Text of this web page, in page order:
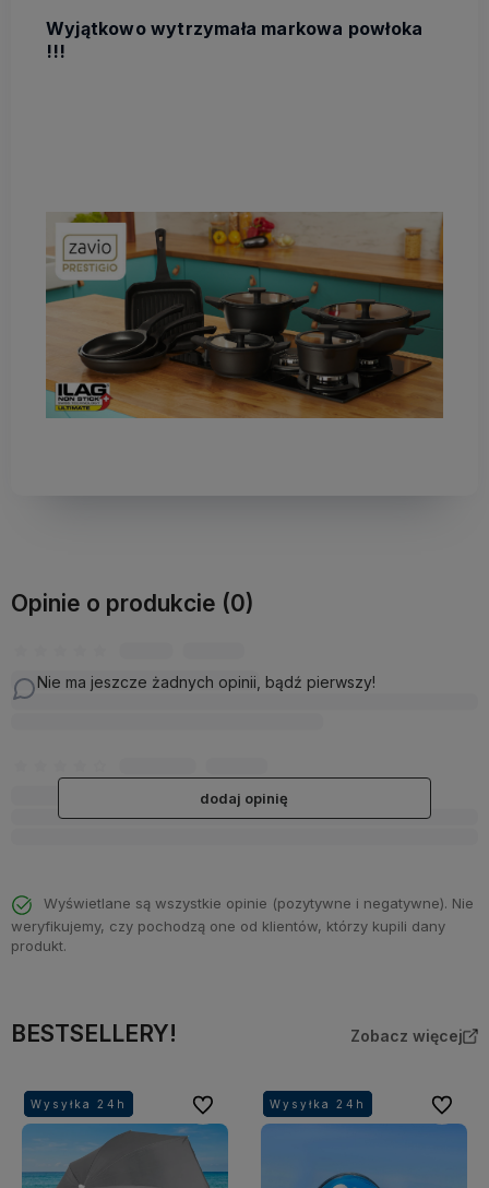
Wyjątkowo wytrzymała markowa powłoka
!!!
Opinie o produkcie (0)
Nie ma jeszcze żadnych opinii, bądź pierwszy!
dodaj opinię
Wyświetlane są wszystkie opinie (pozytywne i negatywne). Nie
weryfikujemy, czy pochodzą one od klientów, którzy kupili dany
produkt.
BESTSELLERY! Zobacz więcej
Wysyłka 24h
Wysyłka 24h
Wysyłka 24h Do ulubionychWysyłka 24h
Wysyłka 24h
Wysyłka 24h Do